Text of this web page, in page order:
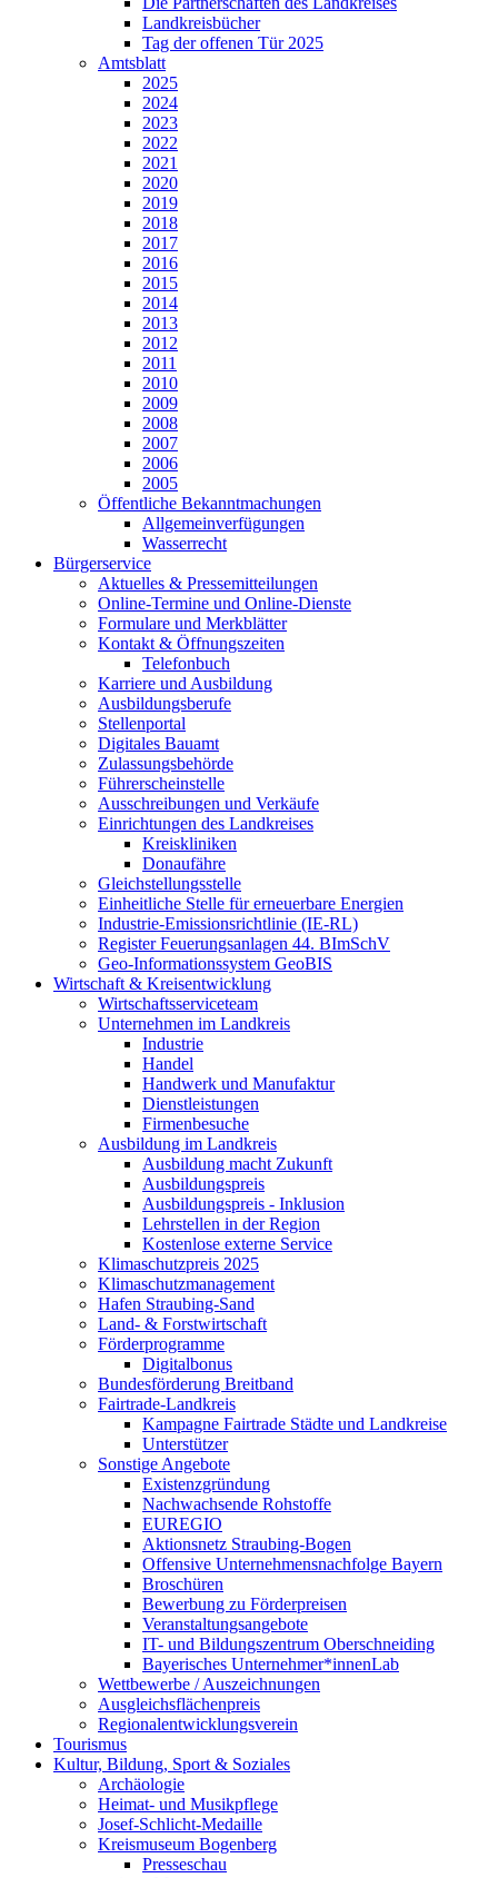
Landkreisbücher
Tag der offenen Tür 2025
Amtsblatt
2025
2024
2023
2022
2021
2020
2019
2018
2017
2016
2015
2014
2013
2012
2011
2010
2009
2008
2007
2006
2005
Öffentliche Bekanntmachungen
Allgemeinverfügungen
Wasserrecht
Bürgerservice
Aktuelles & Pressemitteilungen
Online-Termine und Online-Dienste
Formulare und Merkblätter
Kontakt & Öffnungszeiten
Telefonbuch
Karriere und Ausbildung
Ausbildungsberufe
Stellenportal
Digitales Bauamt
Zulassungsbehörde
Führerscheinstelle
Ausschreibungen und Verkäufe
Einrichtungen des Landkreises
Kreiskliniken
Donaufähre
Gleichstellungsstelle
Einheitliche Stelle für erneuerbare Energien
Industrie-Emissionsrichtlinie (IE-RL)
Register Feuerungsanlagen 44. BImSchV
Geo-Informationssystem GeoBIS
Wirtschaft & Kreisentwicklung
Wirtschaftsserviceteam
Unternehmen im Landkreis
Industrie
Handel
Handwerk und Manufaktur
Dienstleistungen
Firmenbesuche
Ausbildung im Landkreis
Ausbildung macht Zukunft
Ausbildungspreis
Ausbildungspreis - Inklusion
Lehrstellen in der Region
Kostenlose externe Service
Klimaschutzpreis 2025
Klimaschutzmanagement
Hafen Straubing-Sand
Land- & Forstwirtschaft
Förderprogramme
Digitalbonus
Bundesförderung Breitband
Fairtrade-Landkreis
Kampagne Fairtrade Städte und Landkreise
Unterstützer
Sonstige Angebote
Existenzgründung
Nachwachsende Rohstoffe
EUREGIO
Aktionsnetz Straubing-Bogen
Offensive Unternehmensnachfolge Bayern
Broschüren
Bewerbung zu Förderpreisen
Veranstaltungsangebote
IT- und Bildungszentrum Oberschneiding
Bayerisches Unternehmer*innenLab
Wettbewerbe / Auszeichnungen
Ausgleichsflächenpreis
Regionalentwicklungsverein
Tourismus
Kultur, Bildung, Sport & Soziales
Archäologie
Heimat- und Musikpflege
Josef-Schlicht-Medaille
Kreismuseum Bogenberg
Presseschau